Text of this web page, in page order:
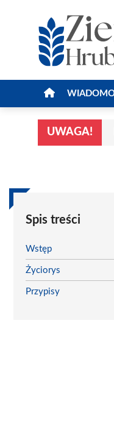
UWAGA!
Spis treści
Wstęp
Życiorys
Przypisy